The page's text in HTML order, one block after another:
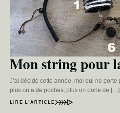
Mon string pour
J’ai décidé cette année, moi qui ne
plus on a de poches, plus on porte de […]
LIRE L’ARTICLE